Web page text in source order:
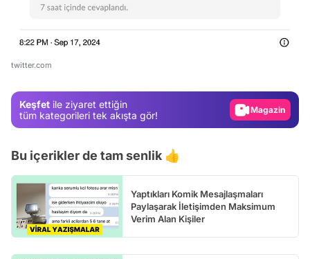
twitter.com
Keşfet ile ziyaret ettiğin
tüm kategorileri tek akışta gör!
Video
Magazin
Bu içerikler de tam senlik 👍
Yaptıkları Komik Mesajlaşmaları
Paylaşarak İletişimden Maksimum
Verim Alan Kişiler